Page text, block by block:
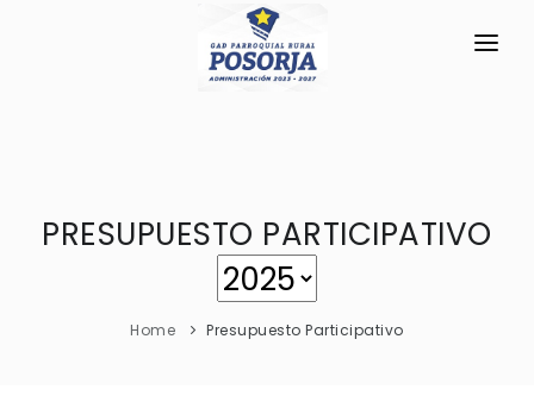
RESEÑA HISTÓRICA
GAD
GESTIÓN Y PRESUPUESTO
PRESUPUESTO PARTICIPATIVO
Home Presupuesto Participativo